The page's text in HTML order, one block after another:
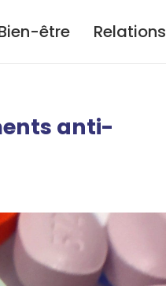
être Relations
anti-